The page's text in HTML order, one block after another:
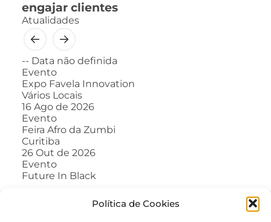
Política de Cookies
engajar clientes
Atualidades
-- Data não definida
Evento
Expo Favela Innovation
Vários Locais
16 Ago de 2026
Evento
Feira Afro da Zumbi
Curitiba
26 Out de 2026
Evento
Future In Black